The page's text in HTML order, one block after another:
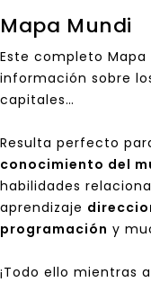
Mapa Mundi
Este completo
información sobre
capitales…
Resulta perfecto
conocimiento del
habilidades
aprendizaje
programación y
¡Todo ello mientras